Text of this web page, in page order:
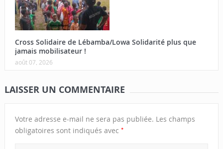
Cross Solidaire de Lébamba/Lowa Solidarité plus que
jamais mobilisateur !
août 07, 2026
LAISSER UN COMMENTAIRE
Votre adresse e-mail ne sera pas publiée. Les champs
obligatoires sont indiqués avec *